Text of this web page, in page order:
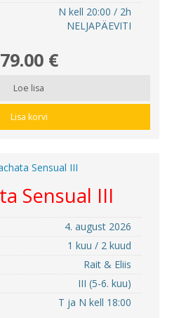
N kell 20:00 / 2h
NELJAPÄEVITI
79.00 €
Loe lisa
Lisa korvi
Sensual III
4. august 2026
1 kuu / 2 kuud
Rait & Eliis
III (5-6. kuu)
T ja N kell 18:00